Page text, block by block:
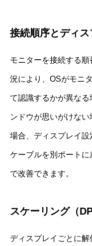
接続順序とディ
モニターを接続する
況により、OSがモニ
て認識するかが異な
ンドウが思いがけな
場合、ディスプレイ設
ケーブルを別ポート
で改善できます。
スケーリング（
ディスプレイごとに解